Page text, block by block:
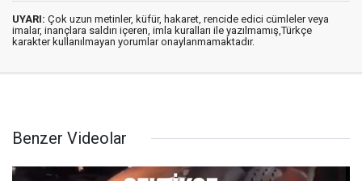
UYARI: Çok uzun metinler, küfür, hakaret, rencide edici cümleler veya
imalar, inançlara saldırı içeren, imla kuralları ile yazılmamış,Türkçe
karakter kullanılmayan yorumlar onaylanmamaktadır.
Benzer Videolar